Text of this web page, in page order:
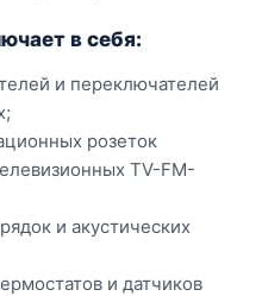
в себя:
и переключателей
розеток
TV-FM-
и акустических
и датчиков